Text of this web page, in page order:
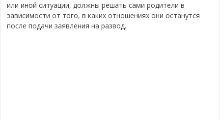
или иной ситуации, должны решать сами родители в
зависимости от того, в каких отношениях они останутся
после подачи заявления на развод.